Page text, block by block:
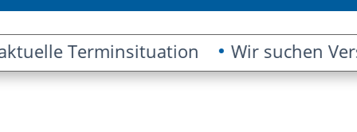
Terminsituation Wir suchen